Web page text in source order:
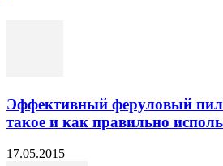
Эффективный феруловый
такое и как правильно
17.05.2015